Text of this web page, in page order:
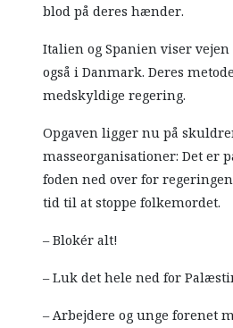
blod på deres hænder.
Italien og Spanien viser
også i Danmark. Deres
medskyldige regering.
Opgaven ligger nu på
masseorganisationer: Det er
foden ned over for
tid til at stoppe folkemordet.
– Blokér alt!
– Luk det hele ned for
– Arbejdere og unge forenet